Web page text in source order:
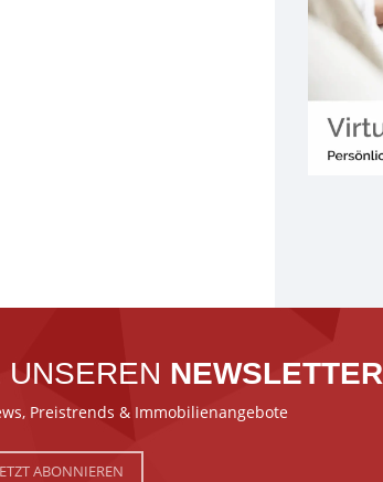
NEWSLETTER
Preistrends & Immobilienangebote
ABONNIEREN